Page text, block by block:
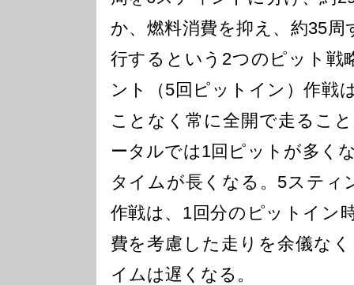
か、燃料消費を抑え、約35
行するという2つのピット戦
ント（5回ピットイン）作戦
ことなく常に全開で走るこ
ータルでは1回ピットが多く
タイムが長くなる。5スティ
作戦は、1回分のピットイン
費を考慮した走りを余儀な
イムは遅くなる。